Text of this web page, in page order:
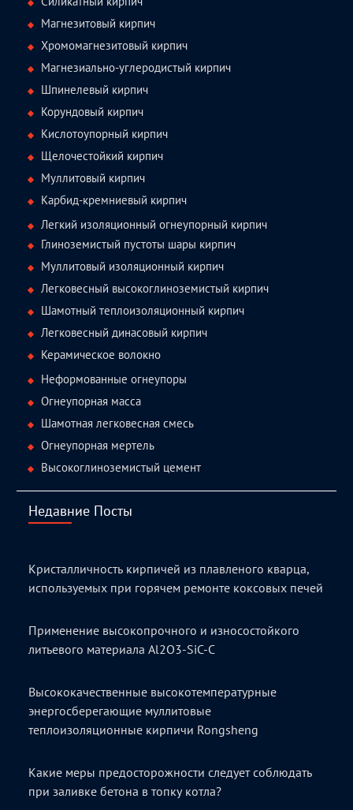
Магнезитовый кирпич
Хромомагнезитовый кирпич
Магнезиально-углеродистый кирпич
Шпинелевый кирпич
Корундовый кирпич
Кислотоупорный кирпич
Щелочестойкий кирпич
Муллитовый кирпич
Карбид-кремниевый кирпич
Легкий изоляционный огнеупорный кирпич
Глиноземистый пустоты шары кирпич
Муллитовый изоляционный кирпич
Легковесный высокоглиноземистый кирпич
Шамотный теплоизоляционный кирпич
Легковесный динасовый кирпич
Керамическое волокно
Неформованные огнеупоры
Огнеупорная масса
Шамотная легковесная смесь
Огнеупорная мертель
Высокоглиноземистый цемент
Недавние Посты
Кристалличность кирпичей из плавленого кварца,
используемых при горячем ремонте коксовых печей
Применение высокопрочного и износостойкого
литьевого материала Al2O3-SiC-C
Высококачественные высокотемпературные
энергосберегающие муллитовые
теплоизоляционные кирпичи Rongsheng
Какие меры предосторожности следует соблюдать
при заливке бетона в топку котла?